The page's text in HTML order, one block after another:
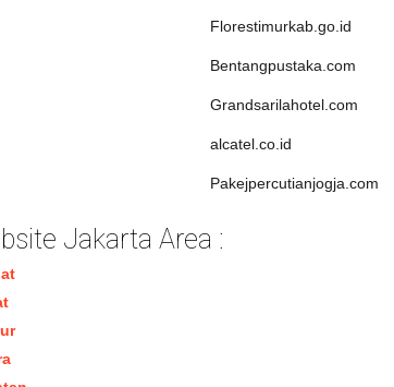
Florestimurkab.go.id
Bentangpustaka.com
Grandsarilahotel.com
alcatel.co.id
Pakejpercutianjogja.com
Jakarta Area :